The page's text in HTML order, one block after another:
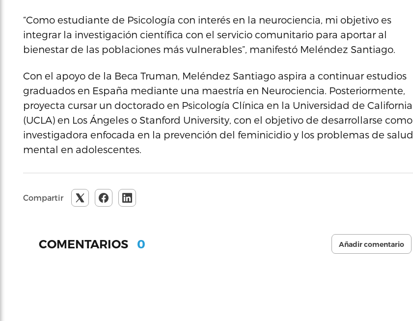
“Como estudiante de Psicología con interés en la neurociencia, mi objetivo es
integrar la investigación científica con el servicio comunitario para aportar al
bienestar de las poblaciones más vulnerables”, manifestó Meléndez Santiago.
Con el apoyo de la Beca Truman, Meléndez Santiago aspira a continuar estudios
graduados en España mediante una maestría en Neurociencia. Posteriormente,
proyecta cursar un doctorado en Psicología Clínica en la Universidad de California
(UCLA) en Los Ángeles o Stanford University, con el objetivo de desarrollarse como
investigadora enfocada en la prevención del feminicidio y los problemas de salud
mental en adolescentes.
Compartir
COMENTARIOS 0 Añadir comentario